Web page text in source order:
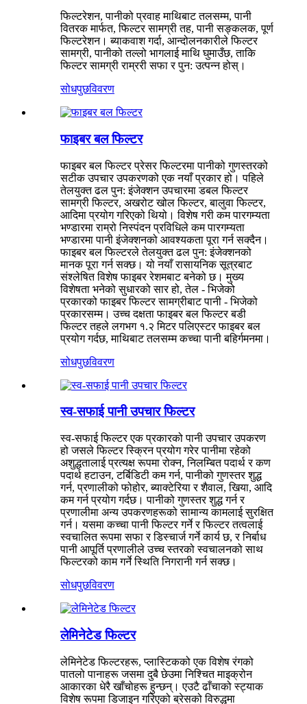
फिल्टरेशन, पानीको प्रवाह माथिबाट तलसम्म, पानी
वितरक मार्फत, फिल्टर सामग्री तह, पानी सङ्कलक, पूर्ण
फिल्टरेशन। ब्याकवाश गर्दा, आन्दोलनकारीले फिल्टर
सामग्री, पानीको तल्लो भागलाई माथि घुमाउँछ, ताकि
फिल्टर सामग्री राम्ररी सफा र पुन: उत्पन्न होस्।
सोधपुछविवरण
फाइबर बल फिल्टर
फाइबर बल फिल्टर प्रेसर फिल्टरमा पानीको गुणस्तरको
सटीक उपचार उपकरणको एक नयाँ प्रकार हो। पहिले
तेलयुक्त ढल पुन: इंजेक्शन उपचारमा डबल फिल्टर
सामग्री फिल्टर, अखरोट खोल फिल्टर, बालुवा फिल्टर,
आदिमा प्रयोग गरिएको थियो। विशेष गरी कम पारगम्यता
भण्डारमा राम्रो निस्पंदन प्रविधिले कम पारगम्यता
भण्डारमा पानी इंजेक्शनको आवश्यकता पूरा गर्न सक्दैन।
फाइबर बल फिल्टरले तेलयुक्त ढल पुन: इंजेक्शनको
मानक पूरा गर्न सक्छ। यो नयाँ रासायनिक सूत्रबाट
संश्लेषित विशेष फाइबर रेशमबाट बनेको छ। मुख्य
विशेषता भनेको सुधारको सार हो, तेल - भिजेको
प्रकारको फाइबर फिल्टर सामग्रीबाट पानी - भिजेको
प्रकारसम्म। उच्च दक्षता फाइबर बल फिल्टर बडी
फिल्टर तहले लगभग १.२ मिटर पलिएस्टर फाइबर बल
प्रयोग गर्दछ, माथिबाट तलसम्म कच्चा पानी बहिर्गमनमा।
सोधपुछविवरण
स्व-सफाई पानी उपचार फिल्टर
स्व-सफाई फिल्टर एक प्रकारको पानी उपचार उपकरण
हो जसले फिल्टर स्क्रिन प्रयोग गरेर पानीमा रहेको
अशुद्धतालाई प्रत्यक्ष रूपमा रोक्न, निलम्बित पदार्थ र कण
पदार्थ हटाउन, टर्बिडिटी कम गर्न, पानीको गुणस्तर शुद्ध
गर्न, प्रणालीको फोहोर, ब्याक्टेरिया र शैवाल, खिया, आदि
कम गर्न प्रयोग गर्दछ। पानीको गुणस्तर शुद्ध गर्न र
प्रणालीमा अन्य उपकरणहरूको सामान्य कामलाई सुरक्षित
गर्न। यसमा कच्चा पानी फिल्टर गर्ने र फिल्टर तत्वलाई
स्वचालित रूपमा सफा र डिस्चार्ज गर्ने कार्य छ, र निर्बाध
पानी आपूर्ति प्रणालीले उच्च स्तरको स्वचालनको साथ
फिल्टरको काम गर्ने स्थिति निगरानी गर्न सक्छ।
सोधपुछविवरण
लेमिनेटेड फिल्टर
लेमिनेटेड फिल्टरहरू, प्लास्टिकको एक विशेष रंगको
पातलो पानाहरू जसमा दुबै छेउमा निश्चित माइक्रोन
आकारका धेरै खाँचोहरू हुन्छन्। एउटै ढाँचाको स्ट्याक
विशेष रूपमा डिजाइन गरिएको ब्रेसको विरुद्धमा